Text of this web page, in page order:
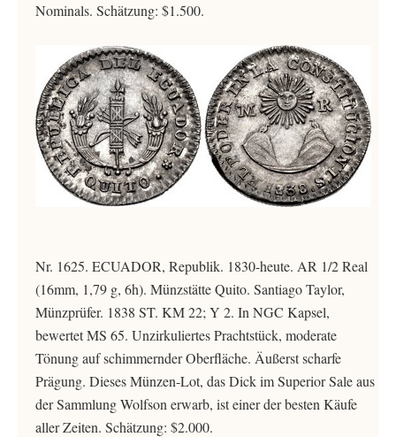
Nominals. Schätzung: $1.500.
Nr. 1625. ECUADOR, Republik. 1830-heute. AR 1/2 Real
(16mm, 1,79 g, 6h). Münzstätte Quito. Santiago Taylor,
Münzprüfer. 1838 ST. KM 22; Y 2. In NGC Kapsel,
bewertet MS 65. Unzirkuliertes Prachtstück, moderate
Tönung auf schimmernder Oberfläche. Äußerst scharfe
Prägung. Dieses Münzen-Lot, das Dick im Superior Sale aus
der Sammlung Wolfson erwarb, ist einer der besten Käufe
aller Zeiten. Schätzung: $2.000.